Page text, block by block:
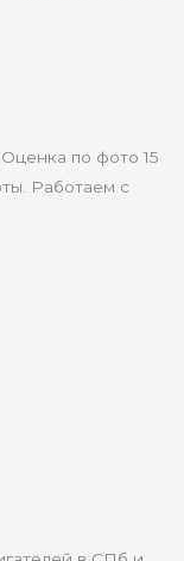
по фото 15
Работаем с